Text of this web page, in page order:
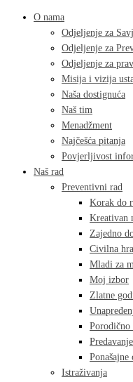
O nama
Odjeljenje za
Odjeljenje za
Odjeljenje za
Misija i vizija
Naša dostignuća
Naš tim
Menadžment
Najčešća pitanja
Povjerljivost
Naš rad
Preventivni rad
Korak do
Kreativan
Zajedno
Civilna
Mladi za
Moj izbor
Zlatne
Porodično
Ponašajne
Istraživanja